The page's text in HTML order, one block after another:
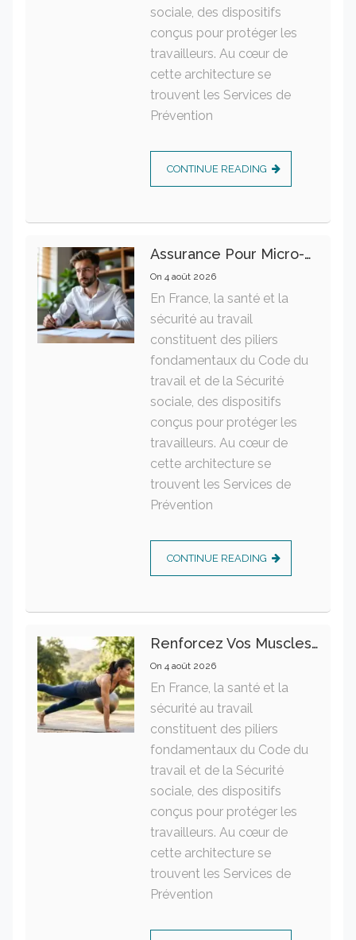
sociale, des dispositifs
conçus pour protéger les
travailleurs. Au cœur de
cette architecture se
trouvent les Services de
Prévention
CONTINUE READING
Assurance Pour Micro-Entrepreneur : Les Garanties Essentielles À Connaître
On 4 août 2026
En France, la santé et la
sécurité au travail
constituent des piliers
fondamentaux du Code du
travail et de la Sécurité
sociale, des dispositifs
conçus pour protéger les
travailleurs. Au cœur de
cette architecture se
trouvent les Services de
Prévention
CONTINUE READING
Renforcez Vos Muscles Profonds Pour Apaiser Votre Mal De Dos
On 4 août 2026
En France, la santé et la
sécurité au travail
constituent des piliers
fondamentaux du Code du
travail et de la Sécurité
sociale, des dispositifs
conçus pour protéger les
travailleurs. Au cœur de
cette architecture se
trouvent les Services de
Prévention